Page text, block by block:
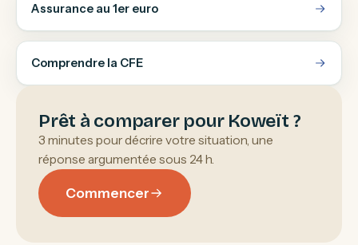
Assurance au 1er euro
Comprendre la CFE
Prêt à comparer pour Koweït ?
3 minutes pour décrire votre situation, une
réponse argumentée sous 24 h.
Commencer